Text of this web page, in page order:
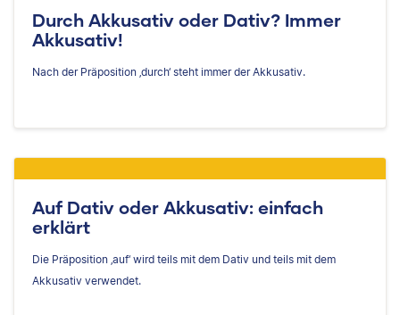
Durch Akkusativ oder Dativ? Immer
Akkusativ!
Nach der Präposition ‚durch‘ steht immer der Akkusativ.
Auf Dativ oder Akkusativ: einfach
erklärt
Die Präposition ‚auf‘ wird teils mit dem Dativ und teils mit dem
Akkusativ verwendet.